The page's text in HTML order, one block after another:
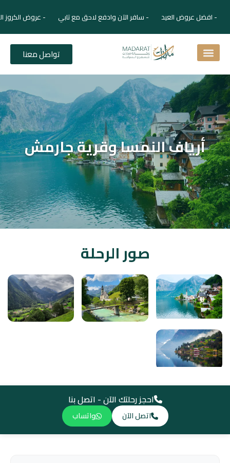
- افضل عروض العيد - سافر الآن وادفع لاحق مع تابي - عروض الكروز
تواصل معنا
أرياف النمسا وقرية جارمش
صور الرحلة
احجز رحلتك الآن - اتصل بنا
اتصل الآن واتساب